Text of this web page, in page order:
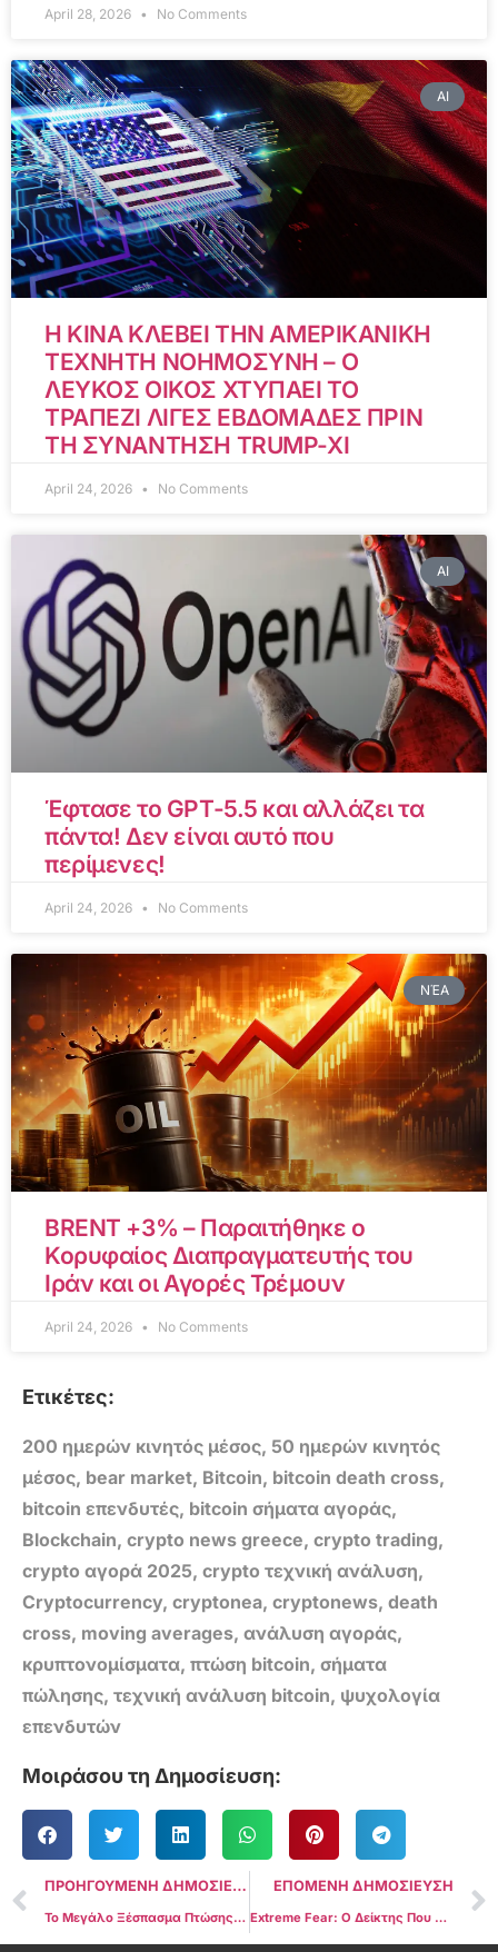
April 28, 2026 No Comments
AI
Η ΚΙΝΑ ΚΛΕΒΕΙ ΤΗΝ ΑΜΕΡΙΚΑΝΙΚΗ
ΤΕΧΝΗΤΗ ΝΟΗΜΟΣΥΝΗ – Ο
ΛΕΥΚΟΣ ΟΙΚΟΣ ΧΤΥΠΑΕΙ ΤΟ
ΤΡΑΠΕΖΙ ΛΙΓΕΣ ΕΒΔΟΜΑΔΕΣ ΠΡΙΝ
ΤΗ ΣΥΝΑΝΤΗΣΗ TRUMP-XI
April 24, 2026 No Comments
AI
Έφτασε το GPT-5.5 και αλλάζει τα
πάντα! Δεν είναι αυτό που
περίμενες!
April 24, 2026 No Comments
ΝΈΑ
BRENT +3% – Παραιτήθηκε ο
Κορυφαίος Διαπραγματευτής του
Ιράν και οι Αγορές Τρέμουν
April 24, 2026 No Comments
Ετικέτες:
200 ημερών κινητός μέσος, 50 ημερών κινητός
μέσος, bear market, Bitcoin, bitcoin death cross,
bitcoin επενδυτές, bitcoin σήματα αγοράς,
Blockchain, crypto news greece, crypto trading,
crypto αγορά 2025, crypto τεχνική ανάλυση,
Cryptocurrency, cryptonea, cryptonews, death
cross, moving averages, ανάλυση αγοράς,
κρυπτονομίσματα, πτώση bitcoin, σήματα
πώλησης, τεχνική ανάλυση bitcoin, ψυχολογία
επενδυτών
Μοιράσου τη Δημοσίευση:
ΠΡΟΗΓΟΥΜΕΝΗ ΔΗΜΟΣΙΕΥΣΗ
Το Μεγάλο Ξέσπασμα Πτώσης στο Bitcoin: Γιατί Γκρεμίστηκε Τόσο Απότομα και Τι Έρχεται Τώρα
ΕΠΟΜΕΝΗ ΔΗΜΟΣΙΕΥΣΗ
Extreme Fear: Ο Δείκτης Που Δείχνει Πανικό Στην Αγορά και Τι Γίνεται Πάντα Μετά